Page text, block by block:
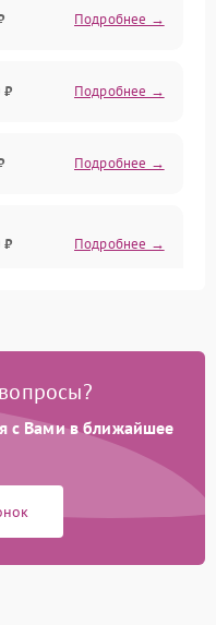
Подробнее →
₽ Подробнее →
Подробнее →
₽ Подробнее →
Подробнее →
Подробнее →
₽
с Вами в ближайшее